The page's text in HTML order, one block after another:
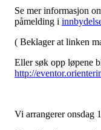
Se mer informasjon
påmelding i
( Beklager at linken
Eller søk opp løpene
http://
Vi arrangerer onsdag